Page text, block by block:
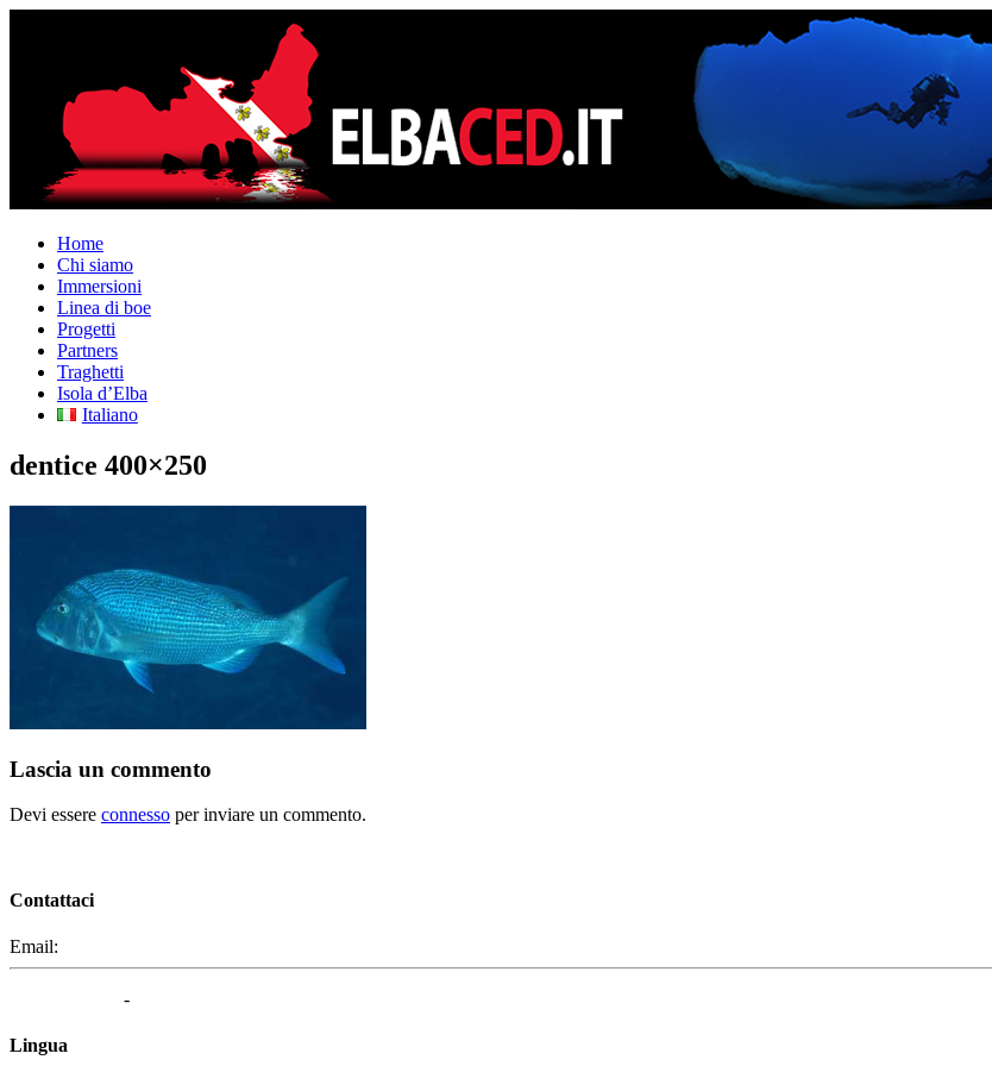
Home
Chi siamo
Immersioni
Linea di boe
Progetti
Partners
Traghetti
Isola d’Elba
Italiano
dentice 400×250
Lascia un commento
Devi essere connesso per inviare un commento.
Contattaci
Email:
-
Lingua